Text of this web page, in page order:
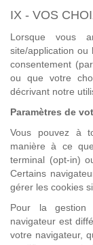
IX - VOS
Lorsque vous
site/application ou
consentement
ou que votre
décrivant notre
Paramètres de
Vous pouvez à
manière à ce
terminal (opt-in)
Certains
gérer les cookies
Pour la gestion
navigateur est
votre navigateur,